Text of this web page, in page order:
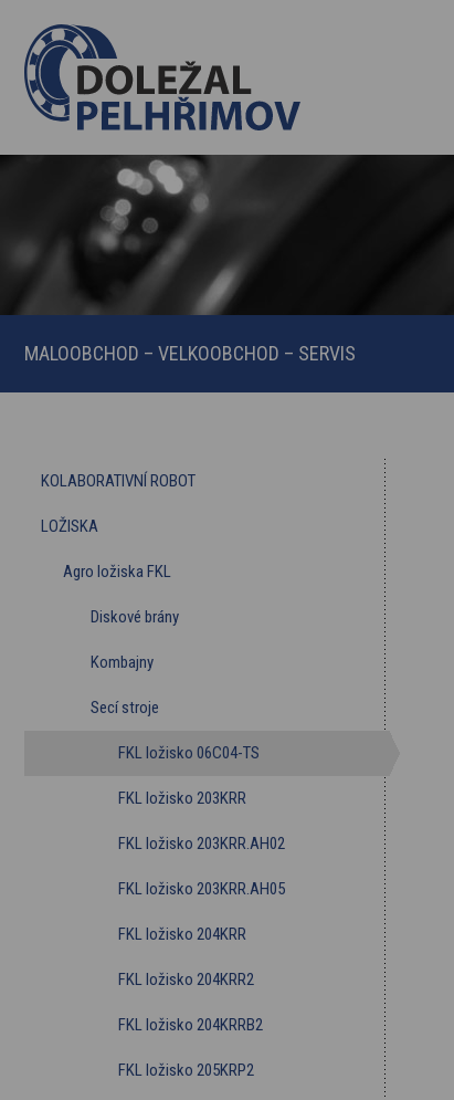
MALOOBCHOD – VELKOOBCHOD – SERVIS
KOLABORATIVNÍ ROBOT
LOŽISKA
Agro ložiska FKL
Diskové brány
Kombajny
Secí stroje
FKL ložisko 06C04-TS
FKL ložisko 203KRR
FKL ložisko 203KRR.AH02
FKL ložisko 203KRR.AH05
FKL ložisko 204KRR
FKL ložisko 204KRR2
FKL ložisko 204KRRB2
FKL ložisko 205KRP2